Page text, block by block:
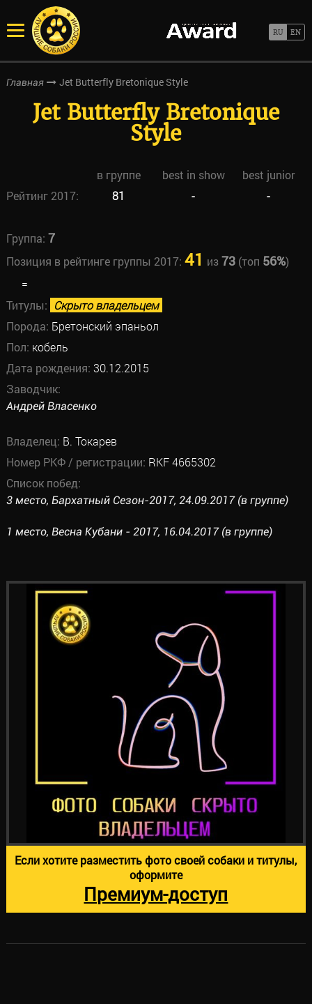
Главная Jet Butterfly Bretonique Style
Jet Butterfly Bretonique
Style
в группе best in show
best junior
Рейтинг 2017:
81 - -
Группа: 7
Позиция в рейтинге группы 2017: 41 из73(топ 56%)
=
Титулы: Скрыто владельцем
Порода: Бретонский эпаньол
Пол: кобель
Дата рождения: 30.12.2015
Заводчик:
Андрей Власенко
Владелец: В. Токарев
Номер РКФ / регистрации: RKF 4665302
Список побед:
3 место, Бархатный Сезон-2017, 24.09.2017 (в группе)
1 место, Весна Кубани - 2017, 16.04.2017 (в группе)
Если хотите разместить фото своей собаки и титулы,
оформите
Премиум-доступ